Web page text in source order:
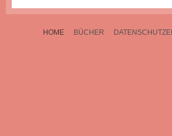
HOME BÜCHER